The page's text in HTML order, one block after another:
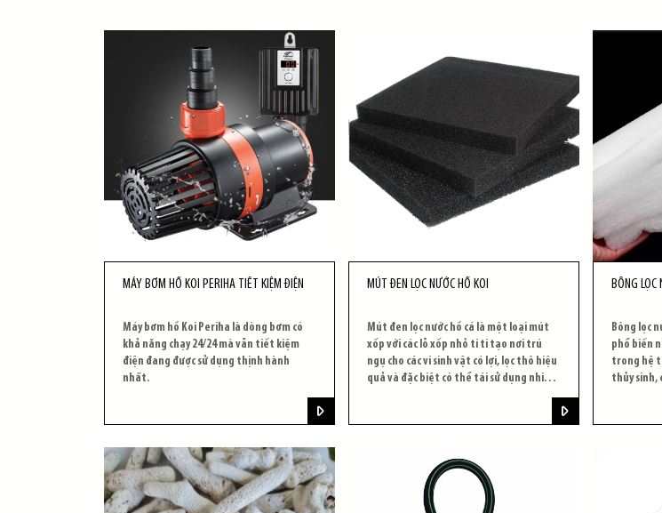
MÁY BƠM HỒ KOI PERIHA TIẾT KIỆM ĐIỆN
Máy bơm hồ Koi Periha là dòng bơm có
khả năng chạy 24/24 mà vẫn tiết kiệm
điện đang được sử dụng thịnh hành
nhất.
MÚT ĐEN LỌC NƯỚC HỒ KOI
Mút đen lọc nước hồ cá là một loại mút
xốp với các lỗ xốp nhỏ ti ti tạo nơi trú
ngụ cho các vi sinh vật có lợi, lọc thô hiệu
quả và đặc biệt có thể tái sử dụng nhiều
BÔNG LỌC
Bông lọc
phổ biến
trong hệ
thủy sinh,